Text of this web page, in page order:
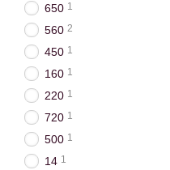
650 1
560 2
450 1
160 1
220 1
720 1
500 1
14 1